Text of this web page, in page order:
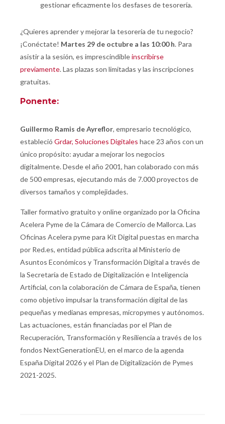
gestionar eficazmente los desfases de tesorería.
¿Quieres aprender y mejorar la tesorería de tu negocio?
¡Conéctate! Martes 29 de octubre a las 10:00 h. Para
asistir a la sesión, es imprescindibleinscribirse
previamente. Las plazas son limitadas y las inscripciones
gratuitas.
Ponente:
Guillermo Ramis de Ayreflor, empresario tecnológico,
estableció Grdar, Soluciones Digitales hace 23 años con un
único propósito: ayudar a mejorar los negocios
digitalmente. Desde el año 2001, han colaborado con más
de 500 empresas, ejecutando más de 7.000 proyectos de
diversos tamaños y complejidades.
Taller formativo gratuito y online organizado por la Oficina
Acelera Pyme de la Cámara de Comercio de Mallorca. Las
Oficinas Acelera pyme para Kit Digital puestas en marcha
por Red.es, entidad pública adscrita al Ministerio de
Asuntos Económicos y Transformación Digital a través de
la Secretaría de Estado de Digitalización e Inteligencia
Artificial, con la colaboración de Cámara de España, tienen
como objetivo impulsar la transformación digital de las
pequeñas y medianas empresas, micropymes y autónomos.
Las actuaciones, están financiadas por el Plan de
Recuperación, Transformación y Resiliencia a través de los
fondos NextGenerationEU, en el marco de la agenda
España Digital 2026 y el Plan de Digitalización de Pymes
2021-2025.